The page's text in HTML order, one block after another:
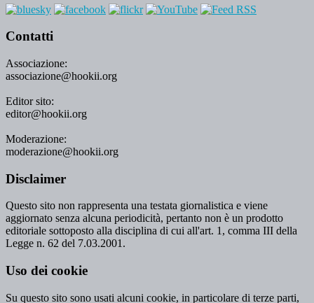
Contatti
Associazione:
associazione@hookii.org
Editor sito:
editor@hookii.org
Moderazione:
moderazione@hookii.org
Disclaimer
Questo sito non rappresenta una testata giornalistica e viene
aggiornato senza alcuna periodicità, pertanto non è un prodotto
editoriale sottoposto alla disciplina di cui all'art. 1, comma III della
Legge n. 62 del 7.03.2001.
Uso dei cookie
Su questo sito sono usati alcuni cookie, in particolare di terze parti,